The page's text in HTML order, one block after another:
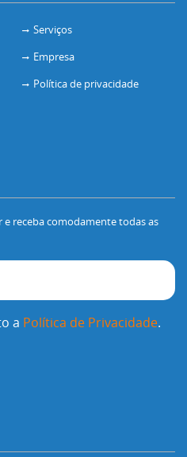
Serviços
Empresa
Política de privacidade
e receba comodamente todas as
a Política de Privacidade.